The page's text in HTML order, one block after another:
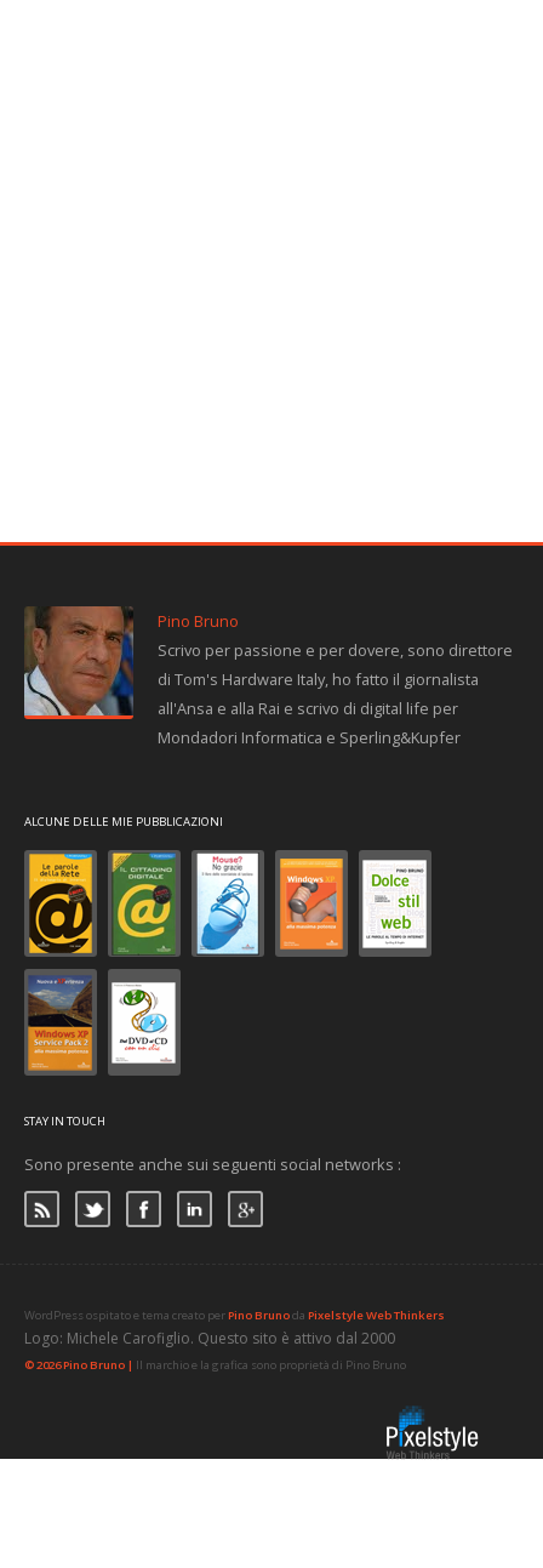
Pino Bruno
Scrivo per passione e per dovere, sono direttore
di Tom's Hardware Italy, ho fatto il giornalista
all'Ansa e alla Rai e scrivo di digital life per
Mondadori Informatica e Sperling&Kupfer
ALCUNE DELLE MIE PUBBLICAZIONI
STAY IN TOUCH
Sono presente anche sui seguenti social networks :
WordPress ospitato e tema creato perPino Brunoda Pixelstyle Web Thinkers
Logo: Michele Carofiglio. Questo sito è attivo dal 2000
© 2026 Pino Bruno | Il marchio e la grafica sono proprietà di Pino Bruno